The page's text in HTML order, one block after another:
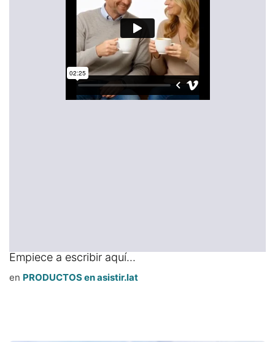
Empiece a escribir aquí...
en PRODUCTOS en asistir.lat